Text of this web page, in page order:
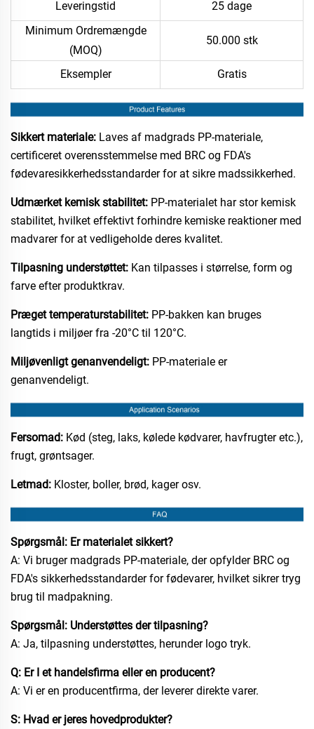
Leveringstid
25 dage
Minimum Ordremængde
(MOQ)
50.000 stk
Eksempler Gratis
Sikkert materiale: Laves af madgrads PP-materiale,
certificeret overensstemmelse med BRC og FDA's
fødevaresikkerhedsstandarder for at sikre madssikkerhed.
Udmærket kemisk stabilitet: PP-materialet har stor kemisk
stabilitet, hvilket effektivt forhindre kemiske reaktioner med
madvarer for at vedligeholde deres kvalitet.
Tilpasning understøttet: Kan tilpasses i størrelse, form og
farve efter produktkrav.
Præget temperaturstabilitet: PP-bakken kan bruges
langtids i miljøer fra -20°C til 120°C.
Miljøvenligt genanvendeligt: PP-materiale er
genanvendeligt.
Fersomad: Kød (steg, laks, kølede kødvarer, havfrugter etc.),
frugt, grøntsager.
Letmad: Kloster, boller, brød, kager osv.
Spørgsmål: Er materialet sikkert?
A: Vi bruger madgrads PP-materiale, der opfylder BRC og
FDA's sikkerhedsstandarder for fødevarer, hvilket sikrer tryg
brug til madpakning.
Spørgsmål: Understøttes der tilpasning?
A: Ja, tilpasning understøttes, herunder logo tryk.
Q: Er I et handelsfirma eller en producent?
A: Vi er en producentfirma, der leverer direkte varer.
S: Hvad er jeres hovedprodukter?